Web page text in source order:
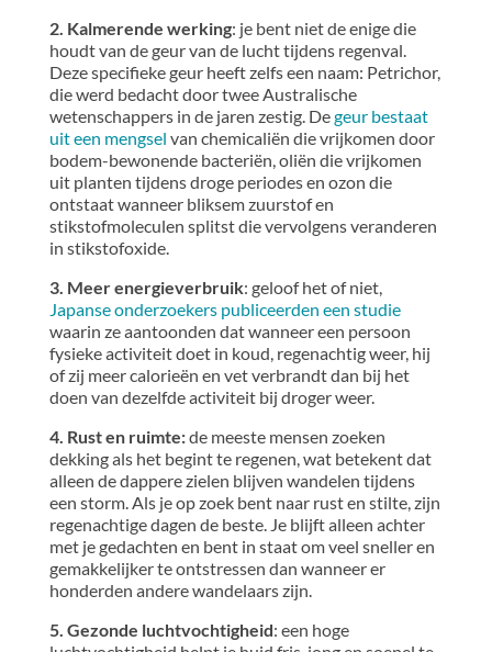
2. Kalmerende werking: je bent niet de enige die
houdt van de geur van de lucht tijdens regenval.
Deze specifieke geur heeft zelfs een naam: Petrichor,
die werd bedacht door twee Australische
wetenschappers in de jaren zestig. Degeur bestaat
uit een mengsel van chemicaliën die vrijkomen door
bodem-bewonende bacteriën, oliën die vrijkomen
uit planten tijdens droge periodes en ozon die
ontstaat wanneer bliksem zuurstof en
stikstofmoleculen splitst die vervolgens veranderen
in stikstofoxide.
3. Meer energieverbruik: geloof het of niet,
Japanse onderzoekers publiceerden een studie
waarin ze aantoonden dat wanneer een persoon
fysieke activiteit doet in koud, regenachtig weer, hij
of zij meer calorieën en vet verbrandt dan bij het
doen van dezelfde activiteit bij droger weer.
4. Rust en ruimte:de meeste mensen zoeken
dekking als het begint te regenen, wat betekent dat
alleen de dappere zielen blijven wandelen tijdens
een storm. Als je op zoek bent naar rust en stilte, zijn
regenachtige dagen de beste. Je blijft alleen achter
met je gedachten en bent in staat om veel sneller en
gemakkelijker te ontstressen dan wanneer er
honderden andere wandelaars zijn.
5. Gezonde luchtvochtigheid: een hoge